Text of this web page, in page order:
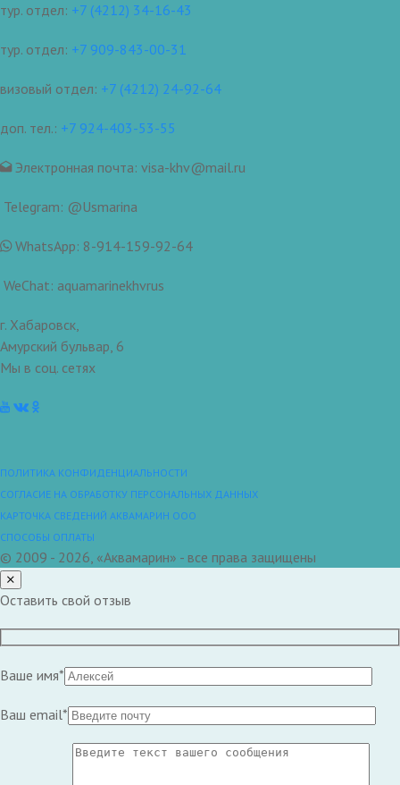
тур. отдел: +7 (4212) 34-16-43
тур. отдел: +7 909-843-00-31
визовый отдел: +7 (4212) 24-92-64
доп. тел.: +7 924-403-53-55
Электронная почта: visa-khv@mail.ru
Telegram: @Usmarina
WhatsApp: 8-914-159-92-64
WeChat: aquamarinekhvrus
г. Хабаровск,
Амурский бульвар, 6
Мы в соц. сетях
ПОЛИТИКА КОНФИДЕНЦИАЛЬНОСТИ
СОГЛАСИЕ НА ОБРАБОТКУ ПЕРСОНАЛЬНЫХ ДАННЫХ
КАРТОЧКА СВЕДЕНИЙ АКВАМАРИН ООО
СПОСОБЫ ОПЛАТЫ
© 2009 - 2026, «Аквамарин» - все права защищены
Оставить свой отзыв
Ваше имя*
Ваш email*